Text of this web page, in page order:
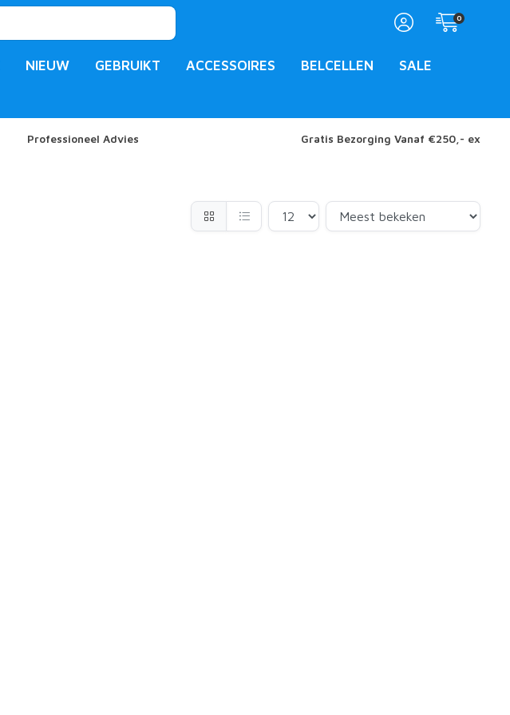
0
NIEUW GEBRUIKT ACCESSOIRES BELCELLEN SALE
Professioneel Advies Gratis Bezorging Vanaf €250,- ex